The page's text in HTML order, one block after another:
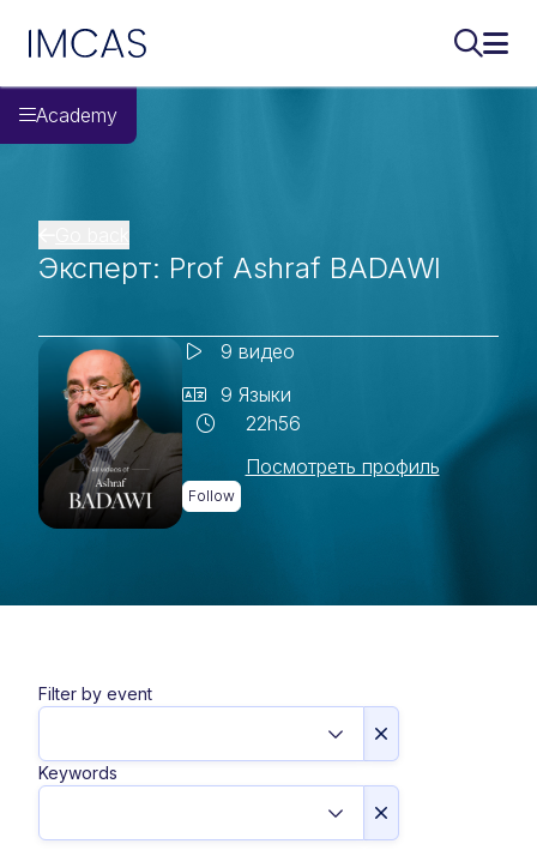
IMCAS
Academy
Эксперт: Prof Ashraf BADAWI
9 видео
9 Языки
22h56
Посмотреть профиль
Follow
Filter by event
Keywords